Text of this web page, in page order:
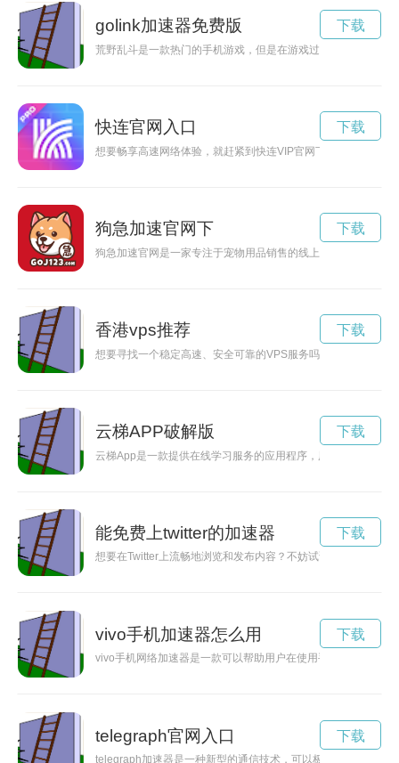
golink加速器免费版
荒野乱斗是一款热门的手机游戏，但是在游戏过程中可能会遇
下载
快连官网入口
想要畅享高速网络体验，就赶紧到快连VIP官网下载最新版本
下载
狗急加速官网下
狗急加速官网是一家专注于宠物用品销售的线上平台，致力于
下载
香港vps推荐
想要寻找一个稳定高速、安全可靠的VPS服务吗？不妨试试香
下载
云梯APP破解版
云梯App是一款提供在线学习服务的应用程序，用户可以通过
下载
能免费上twitter的加速器
想要在Twitter上流畅地浏览和发布内容？不妨试试这几款免费
下载
vivo手机加速器怎么用
vivo手机网络加速器是一款可以帮助用户在使用手机上网时加
下载
telegraph官网入口
telegraph加速器是一种新型的通信技术，可以极大地提升通信
下载